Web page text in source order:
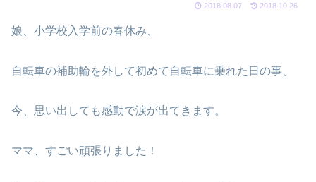
2018.08.07 2018.10.26
娘、小学校入学前の春休み、
自転車の補助輪を外して初めて自転車に乗れた日の事、
今、思い出しても感動で涙が出てきます。
ママ、すごい頑張りました！